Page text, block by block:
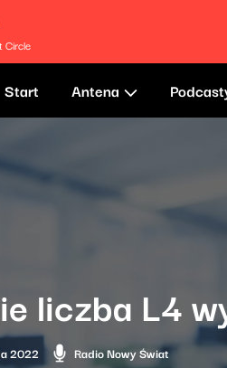
Circle
Start Antena
liczba L4
2022 Radio Nowy Świat